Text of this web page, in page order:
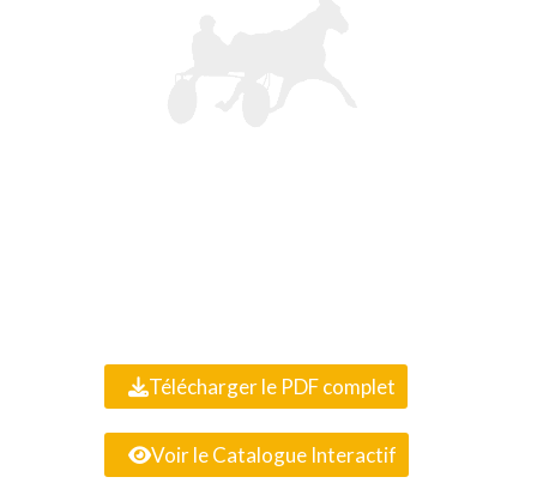
Télécharger le PDF complet
Voir le Catalogue Interactif